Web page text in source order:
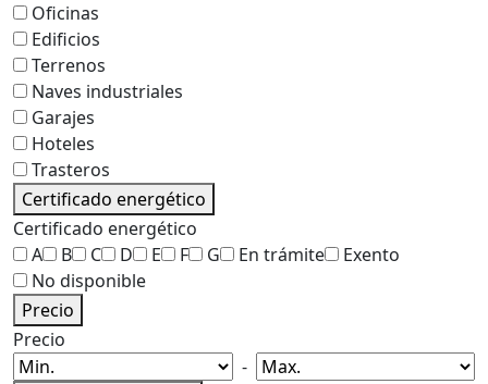
Oficinas
Edificios
Terrenos
Naves industriales
Garajes
Hoteles
Trasteros
Certificado energético
Certificado energético
A
B C D E F G En trámite
Exento
No disponible
Precio
Precio
-